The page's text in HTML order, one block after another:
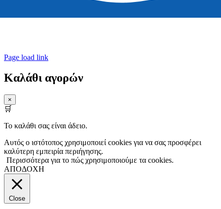
Page load link
Καλάθι αγορών
×
🛒
Το καλάθι σας είναι άδειο.
Αυτός ο ιστότοπος χρησιμοποιεί cookies για να σας προσφέρει
καλύτερη εμπειρία περιήγησης.
Περισσότερα για το πώς χρησιμοποιούμε τα cookies.
ΑΠΟΔΟΧΗ
Close